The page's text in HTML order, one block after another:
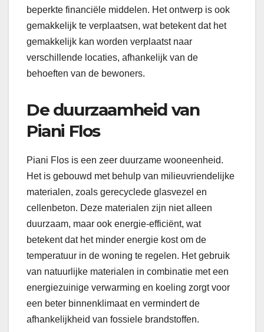
beperkte financiële middelen. Het ontwerp is ook
gemakkelijk te verplaatsen, wat betekent dat het
gemakkelijk kan worden verplaatst naar
verschillende locaties, afhankelijk van de
behoeften van de bewoners.
De duurzaamheid van
Piani Flos
Piani Flos is een zeer duurzame wooneenheid.
Het is gebouwd met behulp van milieuvriendelijke
materialen, zoals gerecyclede glasvezel en
cellenbeton. Deze materialen zijn niet alleen
duurzaam, maar ook energie-efficiënt, wat
betekent dat het minder energie kost om de
temperatuur in de woning te regelen. Het gebruik
van natuurlijke materialen in combinatie met een
energiezuinige verwarming en koeling zorgt voor
een beter binnenklimaat en vermindert de
afhankelijkheid van fossiele brandstoffen.